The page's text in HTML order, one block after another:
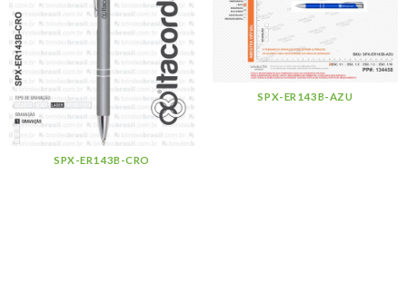
SPX-ER143B-CRO
SPX-ER143B-AZU